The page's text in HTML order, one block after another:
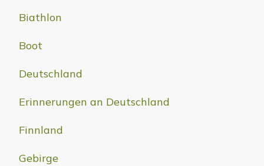
Biathlon
Boot
Deutschland
Erinnerungen an Deutschland
Finnland
Gebirge